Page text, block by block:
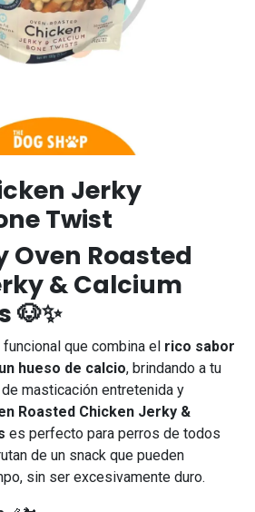
Jerky
Twist
Oven Roasted
& Calcium
🐶✨
que combina el rico sabor
hueso de calcio, brindando a tu
masticación entretenida y
Roasted Chicken Jerky &
es perfecto para perros de todos
de un snack que pueden
sin ser excesivamente duro.